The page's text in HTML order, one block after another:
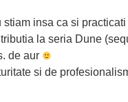
insa ca si
la seria Dune
de aur
si de